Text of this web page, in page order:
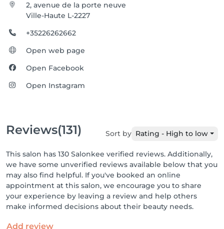
2, avenue de la porte neuve
Ville-Haute L-2227
+35226262662
Open web page
Open Facebook
Open Instagram
Reviews(131) Sort by Rating - High to low
This salon has 130 Salonkee verified reviews. Additionally,
we have some unverified reviews available below that you
may also find helpful. If you've booked an online
appointment at this salon, we encourage you to share
your experience by leaving a review and help others
make informed decisions about their beauty needs.
Add review